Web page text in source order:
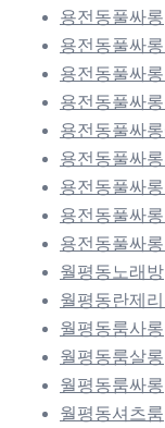
용전동풀싸롱
용전동풀싸
용전동풀싸
용전동풀싸롱
용전동풀싸
용전동풀싸롱
용전동풀싸
용전동풀싸
용전동풀싸롱
월평동노래방
월평동란제
월평동룸사롱
월평동룸살롱
월평동룸싸롱
월평동셔츠룸